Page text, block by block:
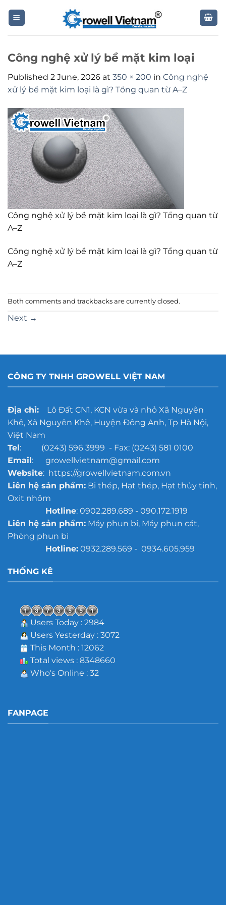
Công nghệ xử lý bề mặt kim loại
Published 2 June, 2026 at 350 × 200 in Công nghệ
xử lý bề mặt kim loại là gì? Tổng quan từ A–Z
Công nghệ xử lý bề mặt kim loại là gì? Tổng quan từ
A–Z
Công nghệ xử lý bề mặt kim loại là gì? Tổng quan từ
A–Z
Both comments and trackbacks are currently closed.
Next →
CÔNG TY TNHH GROWELL VIỆT NAM
Địa chỉ:Lô Đất CN1, KCN vừa và nhỏ Xã Nguyên
Khê, Xã Nguyên Khê, Huyện Đông Anh, Tp Hà Nội,
Việt Nam
Tel: (0243) 596 3999 - Fax: (0243) 581 0100
Email: growellvietnam@gmail.com
Website: https://growellvietnam.com.vn
Liên hệ sản phẩm:Bi thép, Hạt thép, Hạt thủy tinh,
Oxit nhôm
Hotline: 0902.289.689 - 090.172.1919
Liên hệ sản phẩm:Máy phun bi, Máy phun cát,
Phòng phun bi
Hotline:0932.289.569 - 0934.605.959
THỐNG KÊ
Users Today : 2984
Users Yesterday : 3072
This Month : 12062
Total views : 8348660
Who's Online : 32
FANPAGE